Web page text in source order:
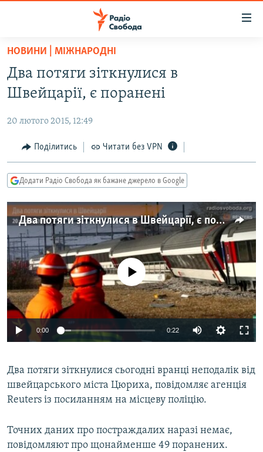
Перейти
основного
матеріалу
до
навігації
Перейти
до
ВСЕ ЗА ДОБУ
ПОЛІТИКА
ЕКОНОМІКА
КУЛЬТУРА
СПОРТ
УКРАЇНА
СВІТ
ВІЙНА
РОСІЙСЬКА «ФІЛЬТРАЦІЯ»
КРИМ.РЕАЛІЇ
ТИ ЯК?
СХЕМИ
КИТАЙ.ВИКЛИКИ
МУЛЬТИМЕДІА
ФОТО
СПЕЦПРОЄКТИ
ПОДКАСТИ
КРИМ РЕАЛІЇ
РУС
УКР
КТАТ
НОВИНИ | МІЖНАРОДНІ
Два потяги зіткнулися в
Швейцарії, є поранені
20 лютого 2015, 12:49
Поділитись Читати без VPN
Додати Радіо Свобода як бажане джерело в Google
Два потяги зіткнулися в Швейцарії, є поранені
No media source currently available
0:00 0:22
Два потяги зіткнулися сьогодні вранці неподалік від
швейцарського міста Цюриха, повідомляє агенція
Reuters із посиланням на місцеву поліцію.
Точних даних про постраждалих наразі немає,
повідомляют про щонайменше 49 поранених.